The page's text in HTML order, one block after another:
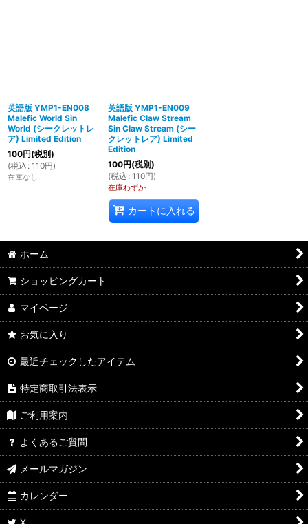
英語版 YMP1-EN008
Malefic World Sin
World (シークレットレ
ア) Limited Edition
100円(税別)
(税込 : 110円)
在庫なし
英語版 YMP1-EN009
Malefic Claw Stream
Sin Claw Stream (シー
クレットレア) Limited
Edition
100円(税別)
(税込 : 110円)
在庫わずか
カートに入れる
ホーム
ショッピングカート
マイページ
お気に入り
最近チェックしたアイテム
特定商取引法表示
ご利用案内
よくあるご質問
メールマガジン
カレンダー